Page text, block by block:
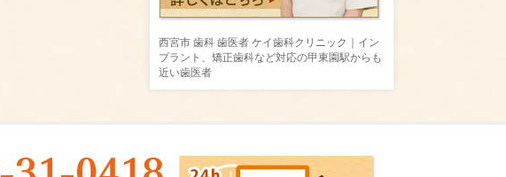
西宮市 歯科 歯医者 ケイ歯科クリニック｜イン
プラント、矯正歯科など対応の甲東園駅からも
近い歯医者